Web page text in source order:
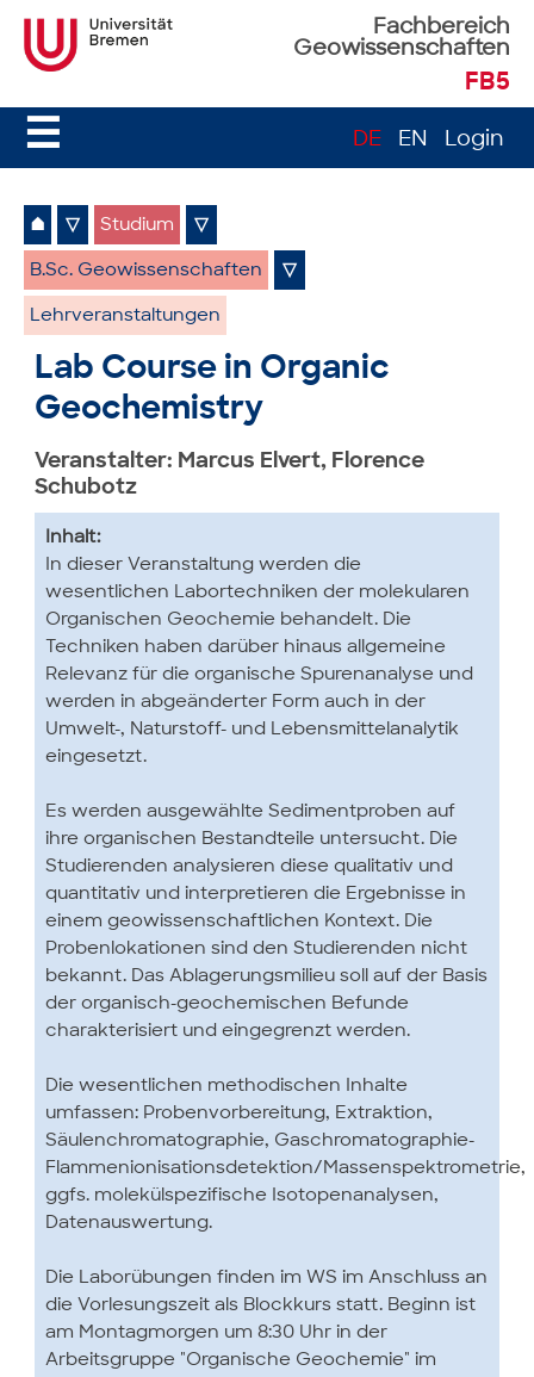
Fachbereich
Geowissenschaften
FB5
☰ DE EN Login
⌂ ▽ Studium ▽
B.Sc. Geowissenschaften ▽
Lehrveranstaltungen
Lab Course in Organic
Geochemistry
Veranstalter: Marcus Elvert, Florence
Schubotz
Inhalt:
In dieser Veranstaltung werden die
wesentlichen Labortechniken der molekularen
Organischen Geochemie behandelt. Die
Techniken haben darüber hinaus allgemeine
Relevanz für die organische Spurenanalyse und
werden in abgeänderter Form auch in der
Umwelt-, Naturstoff- und Lebensmittelanalytik
eingesetzt.
Es werden ausgewählte Sedimentproben auf
ihre organischen Bestandteile untersucht. Die
Studierenden analysieren diese qualitativ und
quantitativ und interpretieren die Ergebnisse in
einem geowissenschaftlichen Kontext. Die
Probenlokationen sind den Studierenden nicht
bekannt. Das Ablagerungsmilieu soll auf der Basis
der organisch-geochemischen Befunde
charakterisiert und eingegrenzt werden.
Die wesentlichen methodischen Inhalte
umfassen: Probenvorbereitung, Extraktion,
Säulenchromatographie, Gaschromatographie-
Flammenionisationsdetektion/Massenspektrometrie,
ggfs. molekülspezifische Isotopenanalysen,
Datenauswertung.
Die Laborübungen finden im WS im Anschluss an
die Vorlesungszeit als Blockkurs statt. Beginn ist
am Montagmorgen um 8:30 Uhr in der
Arbeitsgruppe "Organische Geochemie" im